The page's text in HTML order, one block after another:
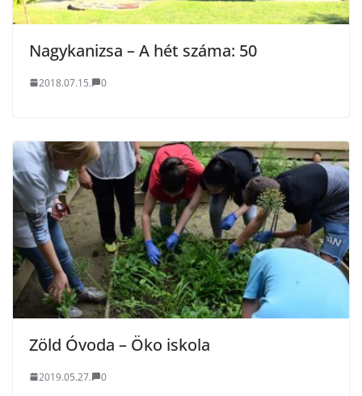
Nagykanizsa – A hét száma: 50
2018.07.15. 0
Zöld Óvoda – Öko iskola
2019.05.27. 0